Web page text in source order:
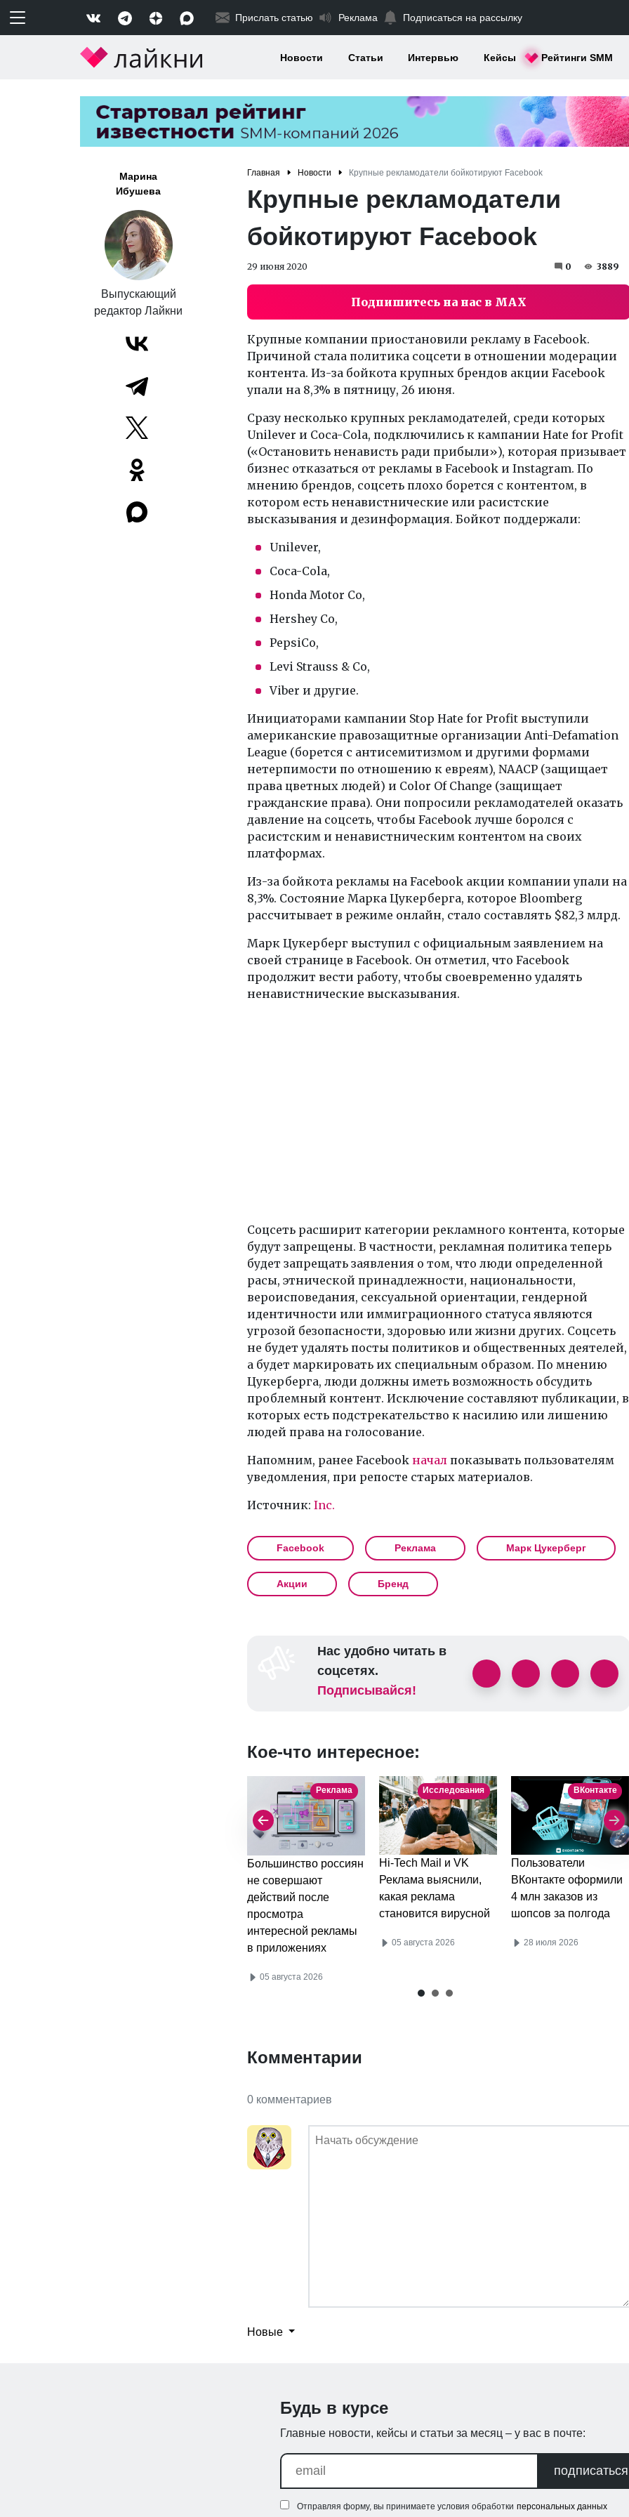
Прислать статью Реклама Подписаться на рассылку
Новости Статьи Интервью Кейсы Рейтинги SMM
Марина
Ибушева
Выпускающий
редактор Лайкни
Главная Новости Крупные рекламодатели бойкотируют Facebook
Крупные рекламодатели
бойкотируют Facebook
29 июня 2020 0 3889
Подпишитесь на нас в MAX
Крупные компании приостановили рекламу в Facebook.
Причиной стала политика соцсети в отношении модерации
контента. Из-за бойкота крупных брендов акции Facebook
упали на 8,3% в пятницу, 26 июня.
Сразу несколько крупных рекламодателей, среди которых
Unilever и Coca-Cola, подключились к кампании Hate for Profit
(«Остановить ненависть ради прибыли»), которая призывает
бизнес отказаться от рекламы в Facebook и Instagram. По
мнению брендов, соцсеть плохо борется с контентом, в
котором есть ненавистнические или расистские
высказывания и дезинформация. Бойкот поддержали:
Unilever,
Coca-Cola,
Honda Motor Co,
Hershey Co,
PepsiCo,
Levi Strauss & Co,
Viber и другие.
Инициаторами кампании Stop Hate for Profit выступили
американские правозащитные организации Anti-Defamation
League (борется с антисемитизмом и другими формами
нетерпимости по отношению к евреям), NAACP (защищает
права цветных людей) и Color Of Change (защищает
гражданские права). Они попросили рекламодателей оказать
давление на соцсеть, чтобы Facebook лучше боролся с
расистским и ненавистническим контентом на своих
платформах.
Из-за бойкота рекламы на Facebook акции компании упали на
8,3%. Состояние Марка Цукерберга, которое Bloomberg
рассчитывает в режиме онлайн, стало составлять $82,3 млрд.
Марк Цукерберг выступил с официальным заявлением на
своей странице в Facebook. Он отметил, что Facebook
продолжит вести работу, чтобы своевременно удалять
ненавистнические высказывания.
Соцсеть расширит категории рекламного контента, которые
будут запрещены. В частности, рекламная политика теперь
будет запрещать заявления о том, что люди определенной
расы, этнической принадлежности, национальности,
вероисповедания, сексуальной ориентации, гендерной
идентичности или иммиграционного статуса являются
угрозой безопасности, здоровью или жизни других. Соцсеть
не будет удалять посты политиков и общественных деятелей,
а будет маркировать их специальным образом. По мнению
Цукерберга, люди должны иметь возможность обсудить
проблемный контент. Исключение составляют публикации, в
которых есть подстрекательство к насилию или лишению
людей права на голосование.
Напомним, ранее Facebook началпоказывать пользователям
уведомления, при репосте старых материалов.
Источник: Inc.
Facebook Реклама Марк Цукерберг
Акции Бренд
Нас удобно читать в
соцсетях.
Подписывайся!
Кое-что интересное:
Реклама
Большинство россиян
не совершают
действий после
просмотра
интересной рекламы
в приложениях
05 августа 2026
Исследования
Hi-Tech Mail и VK
Реклама выяснили,
какая реклама
становится вирусной
05 августа 2026
ВКонтакте
Пользователи
ВКонтакте оформили
4 млн заказов из
шопсов за полгода
28 июля 2026
Комментарии
0 комментариев
Новые
Будь в курсе
Главные новости, кейсы и статьи за месяц – у вас в почте:
подписаться
Отправляя форму, вы принимаете условия обработки персональных данных